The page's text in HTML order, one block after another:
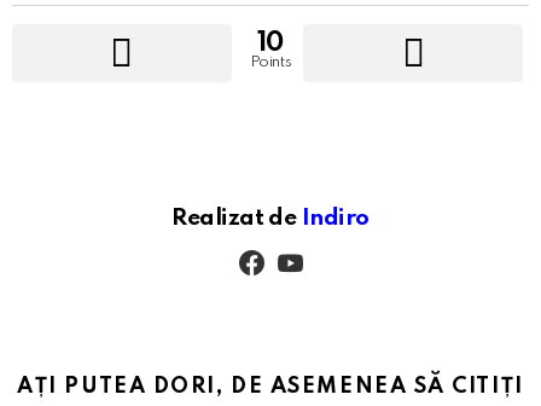
10
Points
Realizat de Indiro
AȚI PUTEA DORI, DE ASEMENEA SĂ CITIȚI